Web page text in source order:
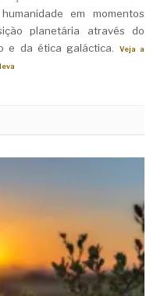
em momentos
planetária através do
e da ética galáctica.
Veja a